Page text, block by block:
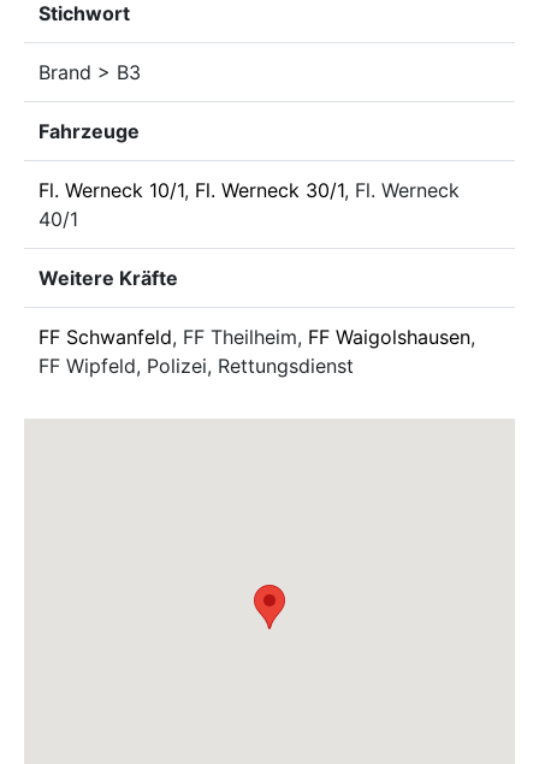
Stichwort
Brand > B3
Fahrzeuge
Fl. Werneck 10/1, Fl. Werneck 30/1, Fl. Werneck
40/1
Weitere Kräfte
FF Schwanfeld, FF Theilheim, FF Waigolshausen,
FF Wipfeld, Polizei, Rettungsdienst